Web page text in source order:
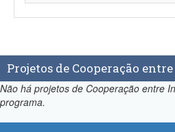
Projetos de Cooperação
Não há projetos de Cooperação entre
programa.